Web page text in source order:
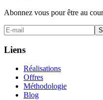
Abonnez vous pour être au
Liens
Réalisations
Offres
Méthodologie
Blog